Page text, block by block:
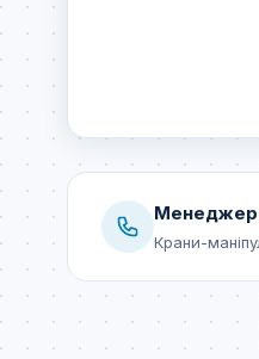
Менеджер
Крани-